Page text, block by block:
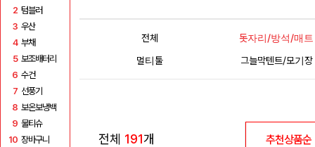
2 텀블러
3 우산
4 부채
5 보조배터리
6 수건
7 선풍기
8 보온보냉백
9 물티슈
10 장바구니
전체
돗자리/방석/매트
멀티툴
그늘막텐트/모기장
전체 191개 추천상품순